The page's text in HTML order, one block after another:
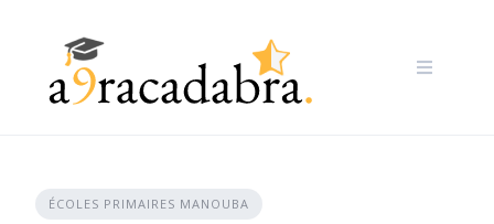
ÉCOLES PRIMAIRES MANOUBA